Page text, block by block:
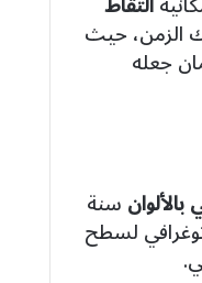
الزمن، حيث
جعله
سنة
لسطح